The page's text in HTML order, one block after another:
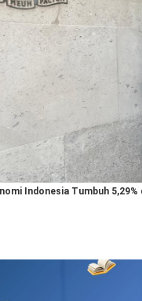
Indonesia Tumbuh